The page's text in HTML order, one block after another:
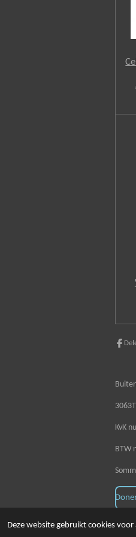
Deze website gebruikt cookies
KvK
BTW